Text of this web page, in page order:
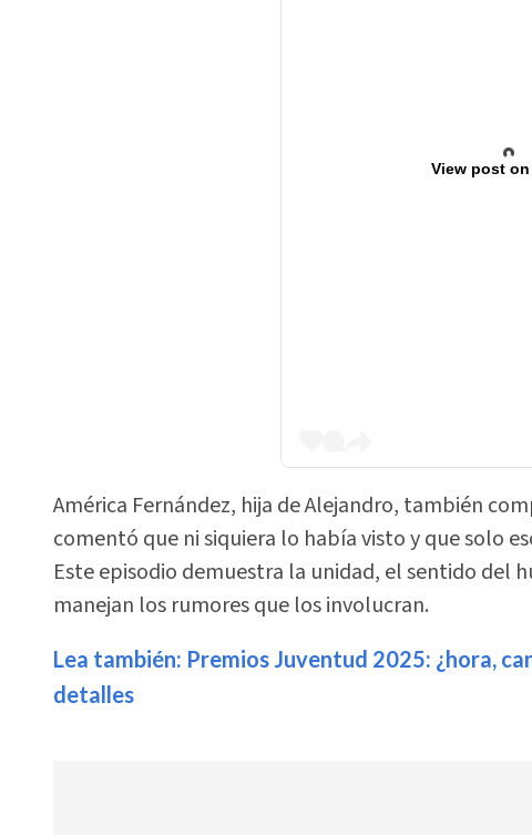
View post
América Fernández, hija de Alejandro, también
comentó que ni siquiera lo había visto y que solo
Este episodio demuestra la unidad, el sentido del
manejan los rumores que los involucran.
Lea también: Premios Juventud 2025: ¿hora,
detalles